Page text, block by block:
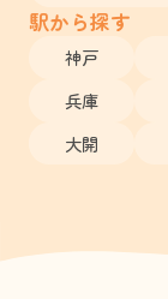
駅から探す
神戸
兵庫
大開